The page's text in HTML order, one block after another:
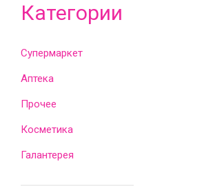
Категории
Супермаркет
Аптека
Прочее
Косметика
Галантерея